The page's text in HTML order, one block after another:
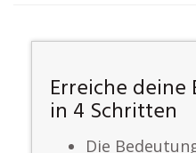
Erreiche deine
in 4 Schritten
Die